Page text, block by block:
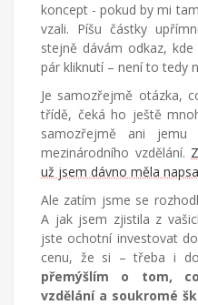
koncept - pokud by mi
vzali. Píšu částky
stejně dávám odkaz,
pár kliknutí – není to tedy
Je samozřejmě otázka,
třídě, čeká ho ještě
samozřejmě ani jemu
mezinárodního vzdělání.
už jsem dávno měla
Ale zatím jsme se
A jak jsem zjistila z
jste ochotní investovat
cenu, že si – třeba i
přemýšlím o tom,
vzdělání a soukromé